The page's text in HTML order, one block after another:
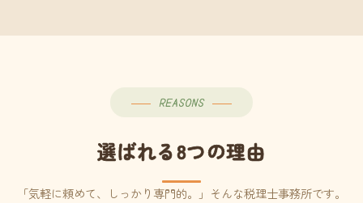
REASONS
選ばれる8つの理由
「気軽に頼めて、しっかり専門的。」そんな税理士事務所です。